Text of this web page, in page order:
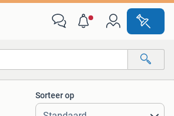
Alle afstanden…
Sorteer op